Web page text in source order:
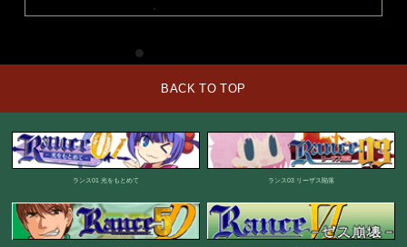
BACK TO TOP
ランス01 光をもとめて ランス03 リーザス陥落